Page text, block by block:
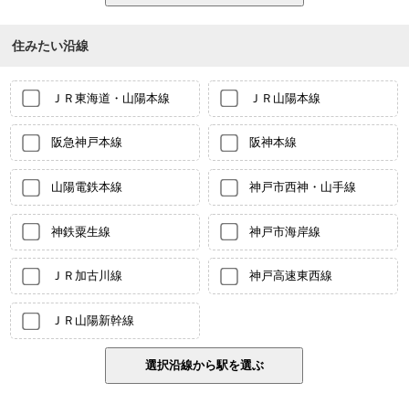
住みたい沿線
ＪＲ東海道・山陽本線 ＪＲ山陽本線
阪急神戸本線 阪神本線
山陽電鉄本線 神戸市西神・山手線
神鉄粟生線 神戸市海岸線
ＪＲ加古川線 神戸高速東西線
ＪＲ山陽新幹線